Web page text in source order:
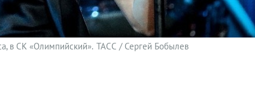
в СК «Олимпийский». ТАСС / Сергей Бобылев